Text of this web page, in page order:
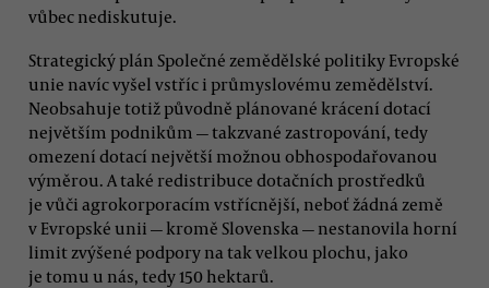
vůbec nediskutuje.
Strategický plán Společné zemědělské politiky Evropské
unie navíc vyšel vstříc i průmyslovému zemědělství.
Neobsahuje totiž původně plánované krácení dotací
největším podnikům — takzvané zastropování, tedy
omezení dotací největší možnou obhospodařovanou
výměrou. A také redistribuce dotačních prostředků
je vůči agrokorporacím vstřícnější, neboť žádná země
v Evropské unii — kromě Slovenska — nestanovila horní
limit zvýšené podpory na tak velkou plochu, jako
je tomu u nás, tedy 150 hektarů.